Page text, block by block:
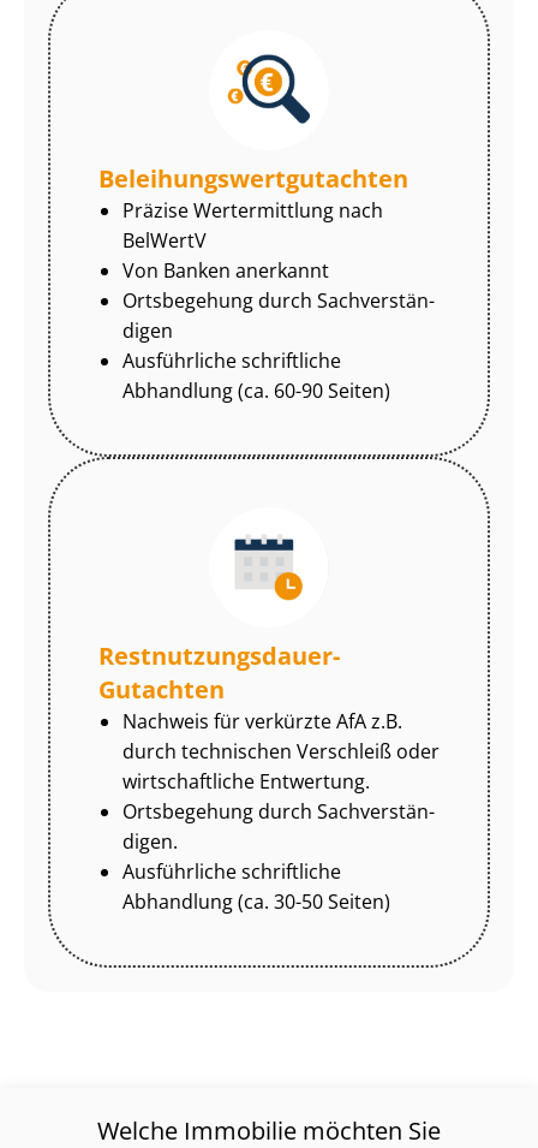
Be­lei­hungs­wert­gut­ach­ten
Präzise Wertermittlung nach
BelWertV
Von Banken anerkannt
Ortsbegehung durch Sach­ver­stän­
di­gen
Ausführliche schriftliche
Abhandlung (ca. 60-90 Seiten)
Rest­nut­zungs­dau­er-
Gutachten
Nachweis für verkürzte AfA z.B.
durch technischen Verschleiß oder
wirtschaftliche Entwertung.
Ortsbegehung durch Sach­ver­stän­
di­gen.
Ausführliche schriftliche
Abhandlung (ca. 30-50 Seiten)
Welche Immobilie möchten Sie